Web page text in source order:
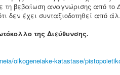
τη βεβαίωση αναγνώρισης από το
δεν έχει συνταξιοδοτηθεί από
της Διεύθυνσης.
oikogeneiake-katastase/